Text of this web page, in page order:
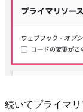
続いてプライマ